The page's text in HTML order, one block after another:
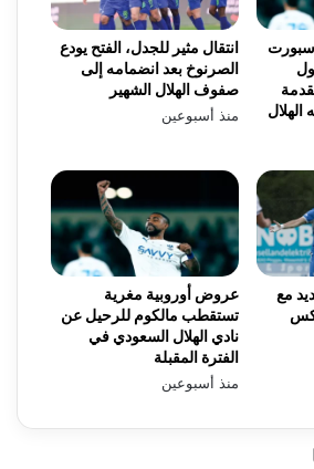
انتقال مثير للجدل، الفتح يودع
الصرنوخ بعد انضمامه إلى
صفوف الهلال الشهير
منذ أسبوعين
الهلال
عروض أوروبية مغرية
تستقطب مالكوم للرحيل عن
نادي الهلال السعودي في
الفترة المقبلة
منذ أسبوعين
مع